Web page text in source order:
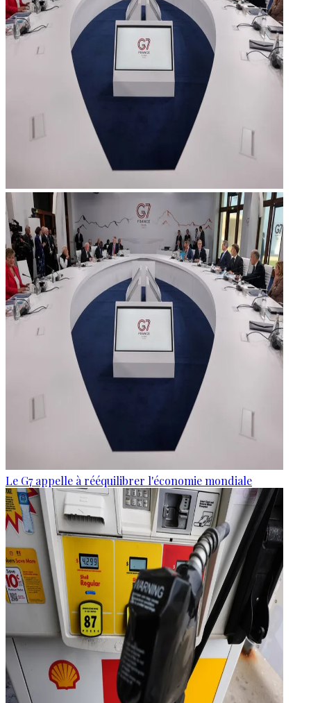
Le G7 appelle à rééquilibrer l'économie mondiale